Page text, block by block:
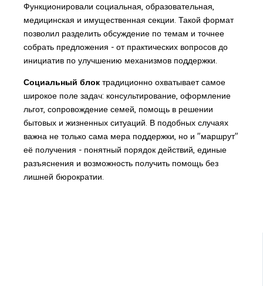
Функционировали социальная, образовательная,
медицинская и имущественная секции. Такой формат
позволил разделить обсуждение по темам и точнее
собрать предложения - от практических вопросов до
инициатив по улучшению механизмов поддержки.
Социальный блоктрадиционно охватывает самое
широкое поле задач: консультирование, оформление
льгот, сопровождение семей, помощь в решении
бытовых и жизненных ситуаций. В подобных случаях
важна не только сама мера поддержки, но и "маршрут"
её получения - понятный порядок действий, единые
разъяснения и возможность получить помощь без
лишней бюрократии.